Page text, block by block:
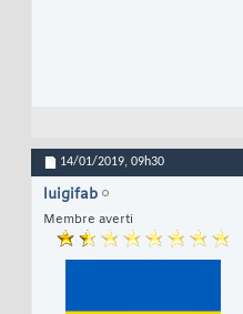
14/01/2019, 09h30
luigifab
Membre averti